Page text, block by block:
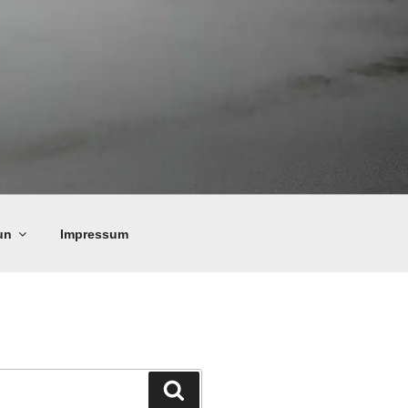
Impressum